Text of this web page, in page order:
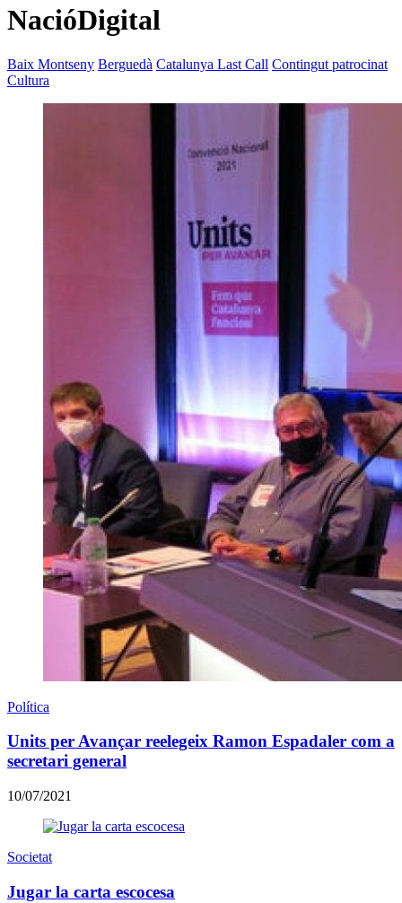
NacióDigital
Baix Montseny Berguedà Catalunya Last Call Contingut patrocinat
Cultura
Política
Units per Avançar reelegeix Ramon Espadaler com a
secretari general
10/07/2021
Societat
Jugar la carta escocesa